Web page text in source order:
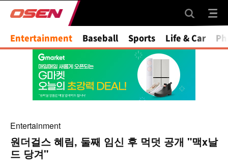
Entertainment Baseball Sports Life & Car
Entertainment
원더걸스 혜림, 둘째 임신 후 먹덧 공개 "맥x날
드 당겨"